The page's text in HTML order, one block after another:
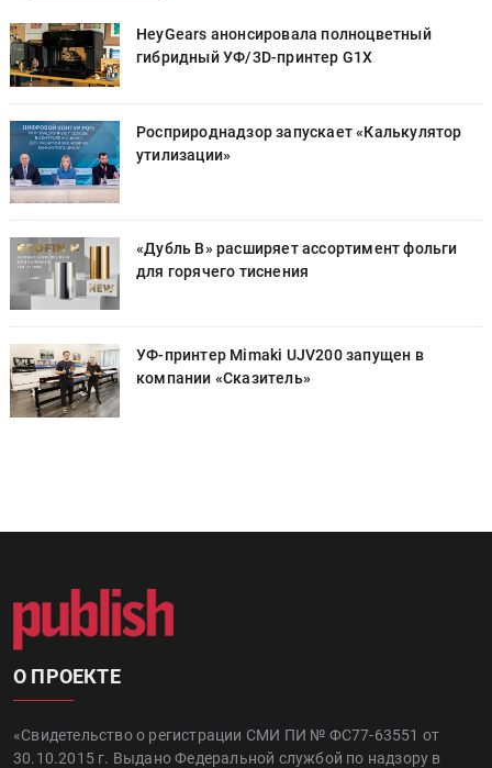
HeyGears анонсировала полноцветный
гибридный УФ/3D-принтер G1X
Росприроднадзор запускает «Калькулятор
утилизации»
«Дубль В» расширяет ассортимент фольги
для горячего тиснения
УФ-принтер Mimaki UJV200 запущен в
компании «Сказитель»
О ПРОЕКТЕ
«Свидетельство о регистрации СМИ ПИ № ФС77-63551 от
30.10.2015 г. Выдано Федеральной службой по надзору в